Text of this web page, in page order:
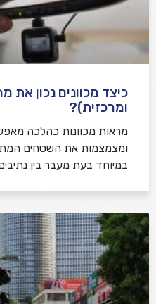
כיצד מכוונים נכון את
ומרכזית)?
מראות מכוונות כהלכה
ומצמצמות את השטחים
במיוחד בעת מעבר בין